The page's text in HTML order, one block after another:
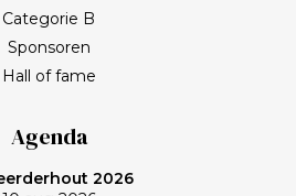
Categorie B
Sponsoren
Hall of fame
Agenda
2026